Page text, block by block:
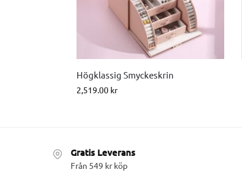
Högklassig Smyckeskrin
2,519.00 kr
Gratis Leverans
Från 549 kr köp